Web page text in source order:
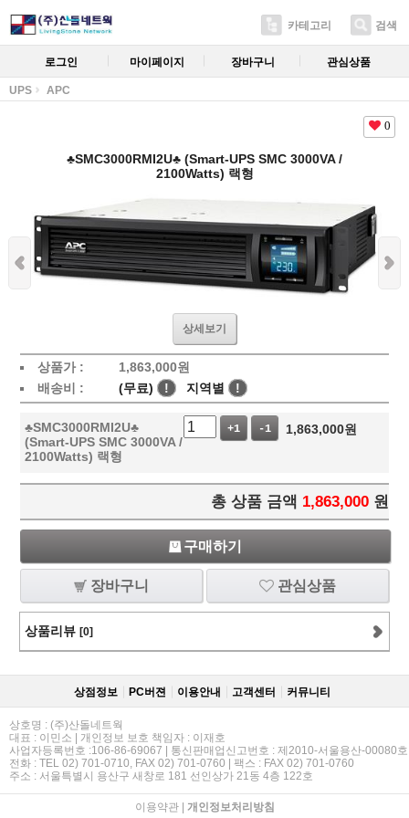
카테고리 검색
로그인 마이페이지 장바구니 관심상품
UPS APC
0
♣SMC3000RMI2U♣ (Smart-UPS SMC 3000VA /
2100Watts) 랙형
상세보기
상품가 : 1,863,000원
배송비 :
(무료) ! 지역별 !
♣SMC3000RMI2U♣
(Smart-UPS SMC 3000VA /
2100Watts) 랙형
+1 -1 1,863,000원
총 상품 금액 1,863,000 원
구매하기
장바구니 관심상품
상품리뷰 [0]
상점정보 PC버젼 이용안내 고객센터 커뮤니티
상호명 : (주)산돌네트웍
대표 : 이민소 | 개인정보 보호 책임자 : 이재호
사업자등록번호 :106-86-69067 | 통신판매업신고번호 : 제2010-서울용산-00080호
전화 : TEL 02) 701-0710, FAX 02) 701-0760 | 팩스 : FAX 02) 701-0760
주소 : 서울특별시 용산구 새창로 181 선인상가 21동 4층 122호
이용약관| 개인정보처리방침